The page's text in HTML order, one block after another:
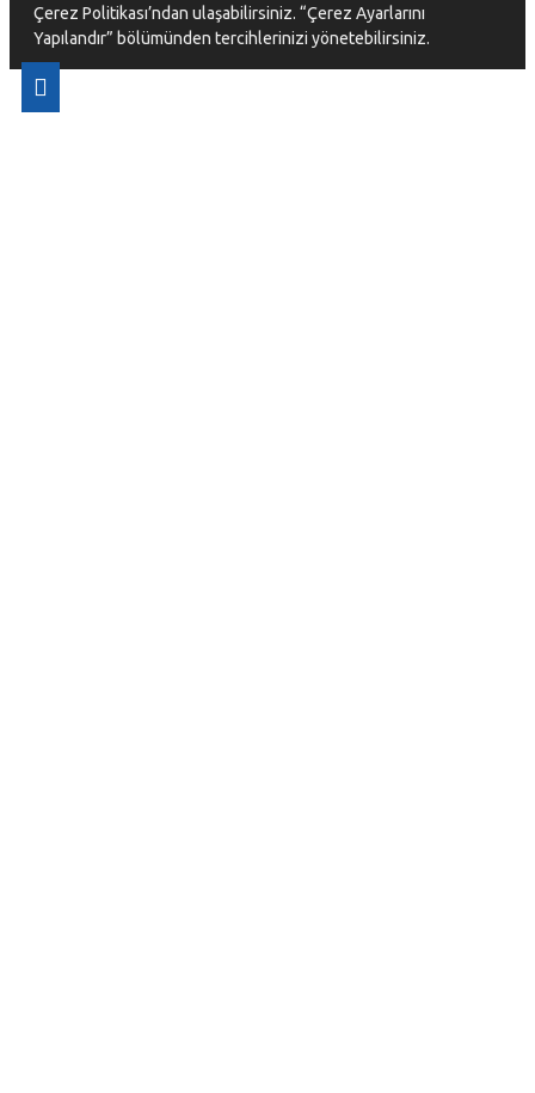
Çerez Politikası’ndan ulaşabilirsiniz. “Çerez Ayarlarını
Yapılandır” bölümünden tercihlerinizi yönetebilirsiniz.